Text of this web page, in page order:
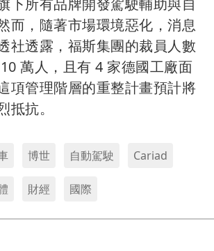
下所有品牌開發駕駛輔助與自
而，隨著市場環境惡化，消息
社透露，福斯集團的裁員人數
萬人，且有 4 家德國工廠面
項管理階層的重整計畫預計將
抵抗。
博世 自動駕駛 Cariad
財經 國際